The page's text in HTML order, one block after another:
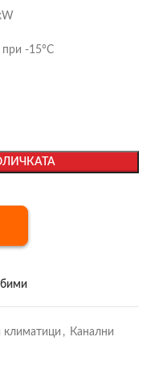
при -15°С
климатици , Канални